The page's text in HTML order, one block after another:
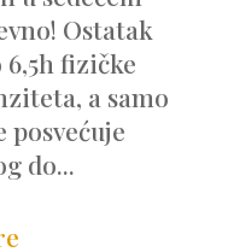
Ostatak
fizičke
a samo
posvećuje
do...